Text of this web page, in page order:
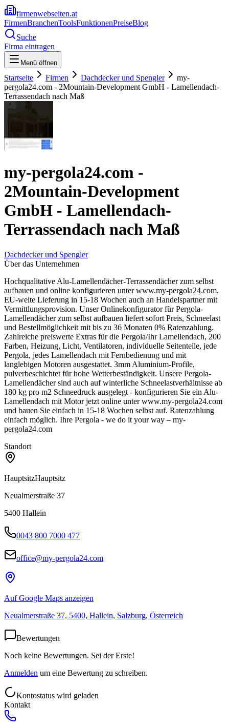
firmenwebseiten.at
FirmenBranchenToolsFunktionenPreiseBlog
Suche
Firma eintragen
Menü öffnen
Startseite Firmen Dachdecker und Spengler
my-
pergola24.com - 2Mountain-Development GmbH - Lamellendach-
Terrassendach nach Maß
my-pergola24.com -
2Mountain-Development
GmbH - Lamellendach-
Terrassendach nach Maß
Dachdecker und Spengler
Über das Unternehmen
Hochqualitative Alu-Lamellendächer-Terrassendächer zum selbst
aufbauen und online konfigurieren unter www.my-pergola24.com.
EU-weite Lieferung in 15-18 Wochen auch an Handelspartner mit
Vermittlungsprovision. Unser Onlinekonfigurator für Pergola-
Lamellendächer zum selbst aufbauen liefert sofort Preis, Schneelast
und Bestellmöglichkeit mit bis zu 36 Monaten 0% Ratenzahlung.
Zahlreiche preiswerte Extras für die Pergola/Ihr Lamellendach, 200
Farben, Heizung, Licht, Ventilatoren, individuelle Seitenteile, jede
Pergola, jedes Lamellendach mit Fernbedienung und mit
langlebigen Motoren ausgestattet. 3mm Aluminium-Profile,
pulverbeschichtet für hohe Wetterbeständigkeit. Unsere Pergola-
Lamellendächer sind auch auf winterliche Schneelastverhältnisse ab
180 kg pro m2 Schneedruck ausgelegt - konfigurieren Sie ein Alu-
Lamellendach mit Motor jetzt online unter www.my-pergola24.com
und bauen Sie einfach in 15-18 Wochen selbst auf. Ratenzahlung
einfach möglich. Ihre Pergola - we do it your way – my-
pergola24.com
Standort
HauptsitzHauptsitz
Neualmerstraße 37
5400 Hallein
0043 800 7000 477
office@my-pergola24.com
Auf Google Maps anzeigen
Neualmerstraße 37, 5400, Hallein, Salzburg, Österreich
Bewertungen
Noch keine Bewertungen. Sei der Erste!
Anmelden um eine Bewertung zu schreiben.
Kontostatus wird geladen
Kontakt